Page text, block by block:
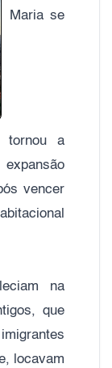
Maria se
tornou a
vencer
na
que
locavam